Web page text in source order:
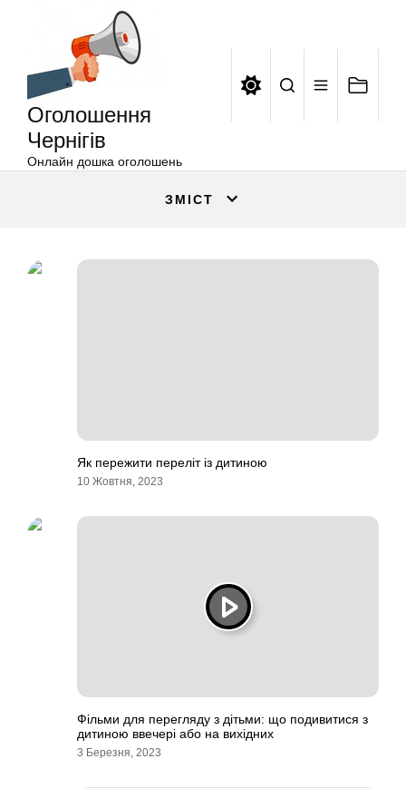
Оголошення
Чернігів
Онлайн дошка оголошень
ЗМІСТ
Як пережити переліт із дитиною
10 Жовтня, 2023
Фільми для перегляду з дітьми: що подивитися з
дитиною ввечері або на вихідних
3 Березня, 2023